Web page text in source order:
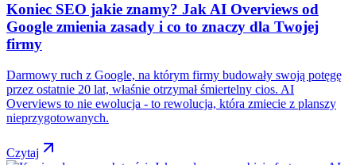
Koniec SEO jakie znamy? Jak AI Overviews od
Google zmienia zasady i co to znaczy dla Twojej
firmy
Darmowy ruch z Google, na którym firmy budowały swoją potęgę
przez ostatnie 20 lat, właśnie otrzymał śmiertelny cios. AI
Overviews to nie ewolucja - to rewolucja, która zmiecie z planszy
nieprzygotowanych.
Czytaj